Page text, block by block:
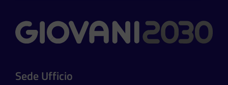
Contatti
Sede Ufficio